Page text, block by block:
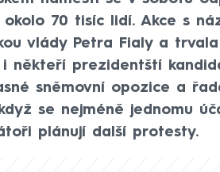
70 tisíc lidí. Akce s
vlády Petra Fialy a
i někteří prezidentští
sněmovní opozice a
se nejméně jednomu
plánují další protesty.